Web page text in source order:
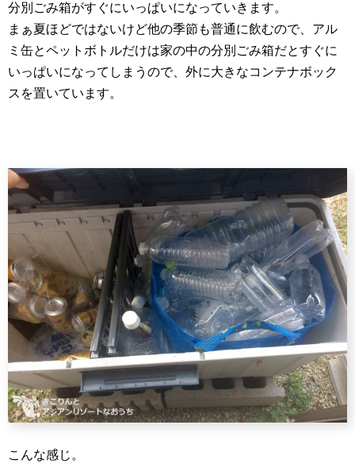
分別ごみ箱がすぐにいっぱいになっていきます。
まぁ夏ほどではないけど他の季節も普通に飲むので、アル
ミ缶とペットボトルだけは家の中の分別ごみ箱だとすぐに
いっぱいになってしまうので、外に大きなコンテナボック
スを置いています。
こんな感じ。